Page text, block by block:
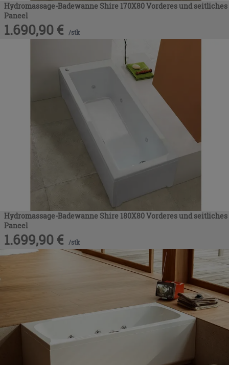
Hydromassage-Badewanne Shire 170X80 Vorderes und seitliches
Paneel
1.690,90 € /stk
Hydromassage-Badewanne Shire 180X80 Vorderes und seitliches
Paneel
1.699,90 € /stk